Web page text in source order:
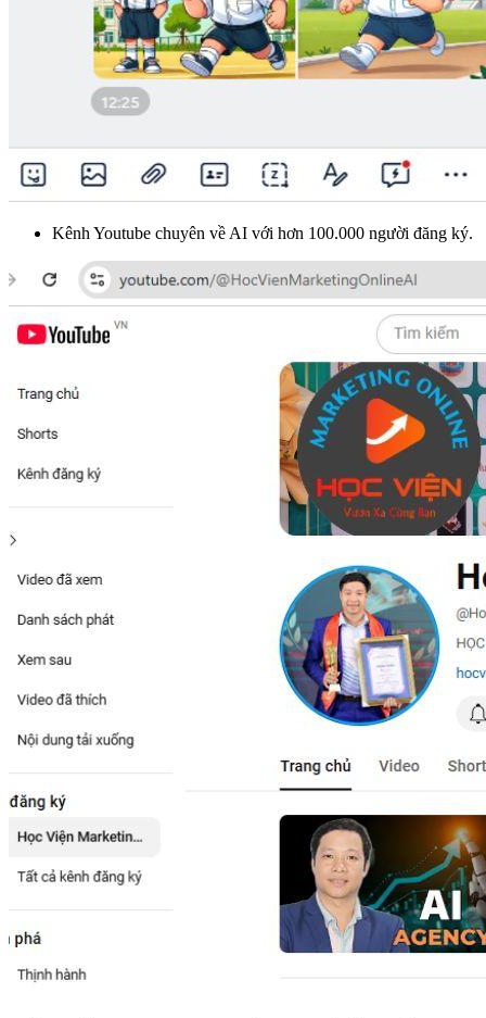
Kênh Youtube chuyên về AI với hơn 100.000 người đăng ký.